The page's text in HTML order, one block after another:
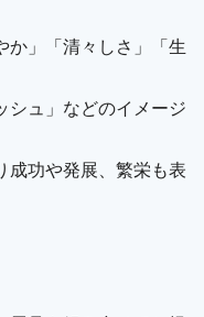
か」「清々しさ」「生
シュ」などのイメージ
成功や発展、繁栄も表